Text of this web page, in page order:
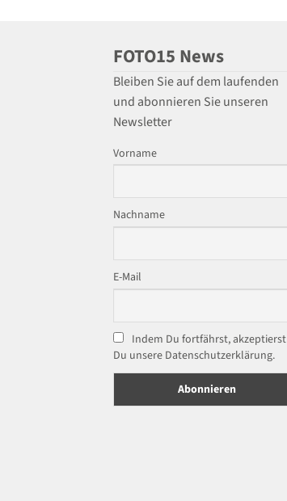
FOTO15 News
Bleiben Sie auf dem laufenden
und abonnieren Sie unseren
Newsletter
Vorname
Nachname
E-Mail
Indem Du fortfährst, akzeptierst
Du unsere Datenschutzerklärung.